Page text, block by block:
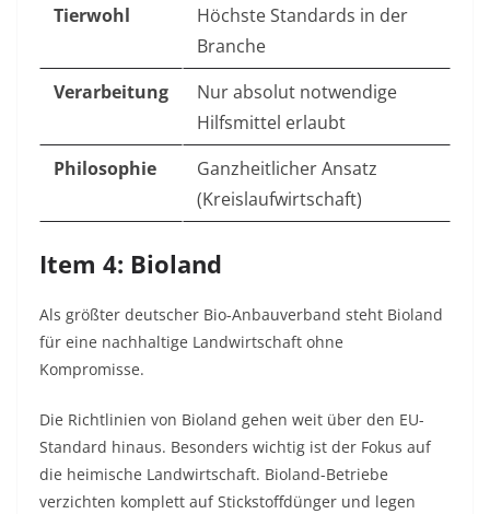
Tierwohl
Höchste Standards in der
Branche
Verarbeitung
Nur absolut notwendige
Hilfsmittel erlaubt
Philosophie
Ganzheitlicher Ansatz
(Kreislaufwirtschaft)
Item 4: Bioland
Als größter deutscher Bio-Anbauverband steht Bioland
für eine nachhaltige Landwirtschaft ohne
Kompromisse.
Die Richtlinien von Bioland gehen weit über den EU-
Standard hinaus. Besonders wichtig ist der Fokus auf
die heimische Landwirtschaft. Bioland-Betriebe
verzichten komplett auf Stickstoffdünger und legen